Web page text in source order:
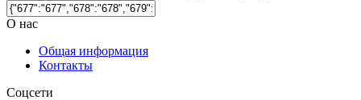
О нас
Общая информация
Контакты
Соцсети